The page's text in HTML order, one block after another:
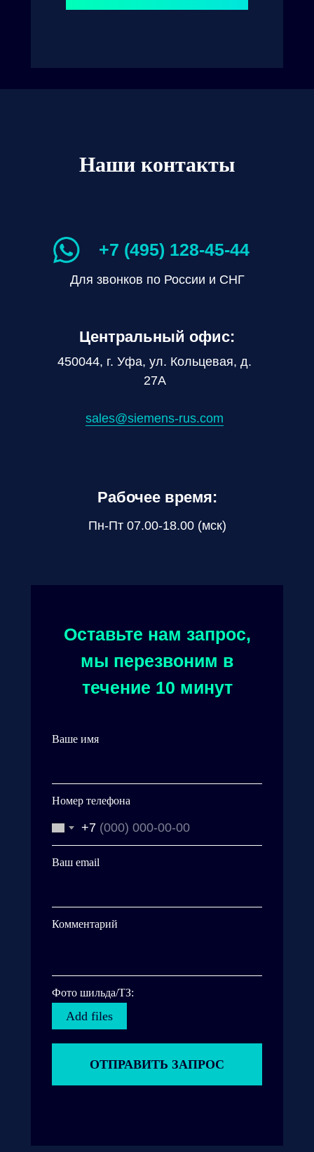
Наши контакты
Оставьте нам запрос,
мы перезвоним в
течение 10 минут
Для звонков по России и СНГ
Ваше имя
Номер телефона
+7
Ваш email
Комментарий
Фото шильда/ТЗ:
Add files
ОТПРАВИТЬ ЗАПРОС
+7 (495) 128-45-44
450044, г. Уфа, ул. Кольцевая, д.
27А
sales@siemens-rus.com
Центральный офис:
Пн-Пт 07.00-18.00 (мск)
Рабочее время: